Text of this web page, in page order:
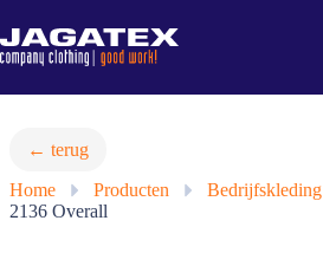
naar
de
inhoud
← terug
Home
» Producten » Bedrijfskleding
2136 Overall